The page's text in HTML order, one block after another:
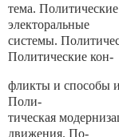
тема.
электоральные
системы.
Политические кон-
фликты и способы
Поли-
тическая
движения. По-